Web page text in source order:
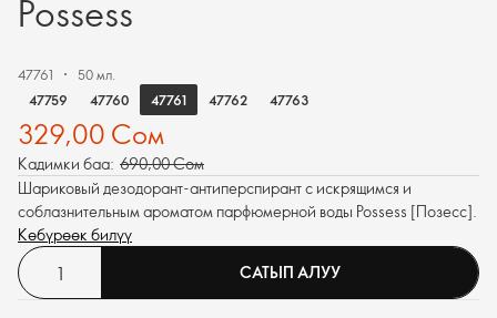
Possess
47761
50 мл.
47759
47760 47761 47762 47763
329,00 Сом
Кадимки баа: 690,00 Сом
Шариковый дезодорант-антиперспирант с искрящимся и
соблазнительным ароматом парфюмерной воды Possess [Позесс].
Көбүрөөк билүү
САТЫП АЛУУ